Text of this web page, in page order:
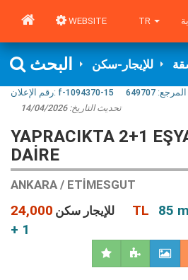
WEBSITE TR
البحث للإيجار-سكن
رقم الإعلان: f-1094370-15
649707
تحديث التاريخ:14/04/2026
YAPRACIKTA 2+1
DAİRE
ANKARA / ETIMESGUT
للإيجار سكن
24,000 TL 85
+ 1